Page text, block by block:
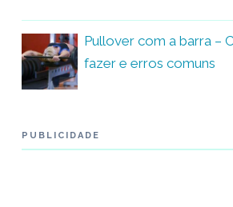
Pullover com a barra –
fazer e erros comuns
PUBLICIDADE